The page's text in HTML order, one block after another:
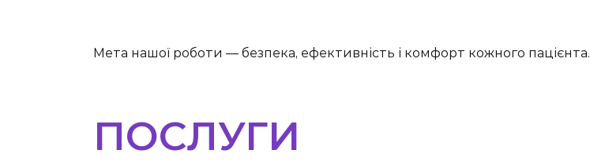
Мета нашої роботи — безпека, ефективність і комфорт кожного пацієнта.
ПОСЛУГИ